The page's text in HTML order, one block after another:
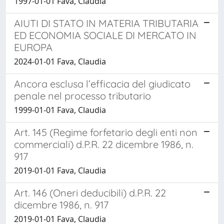
AIUTI DI STATO IN MATERIA TRIBUTARIA
ED ECONOMIA SOCIALE DI MERCATO IN
EUROPA
2024-01-01 Fava, Claudia
Ancora esclusa l’efficacia del giudicato
penale nel processo tributario
1999-01-01 Fava, Claudia
Art. 145 (Regime forfetario degli enti non
commerciali) d.P.R. 22 dicembre 1986, n.
917
2019-01-01 Fava, Claudia
Art. 146 (Oneri deducibili) d.P.R. 22
dicembre 1986, n. 917
2019-01-01 Fava, Claudia